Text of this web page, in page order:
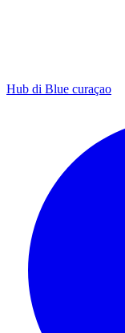
Hub di Blue curaçao